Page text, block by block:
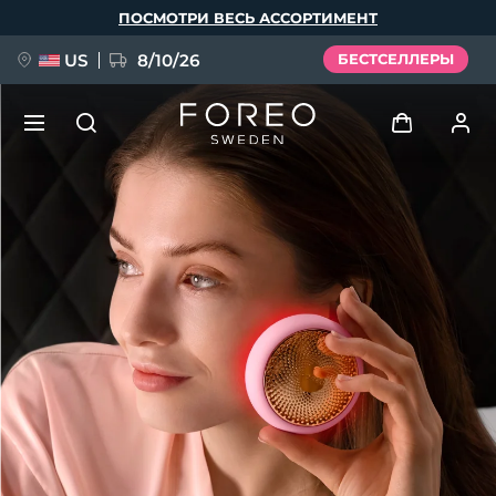
ПОСМОТРИ ВЕСЬ АССОРТИМЕНТ
US 8/10/26 БЕСТСЕЛЛЕРЫ
Войти
Профиль пользователя
Мои приборы
Мои заказы
Мои адреса
Мои подписки
НОВИНКА
FAQ™ Pure Beauty-Tech Elixir
BREAKING NEWS
issa™ Teeth Whitening Set
Deutsch
Español
Français
Italiano
Português
Polski
Svenska
Русский
Türkçe
简体中文 繁體中文